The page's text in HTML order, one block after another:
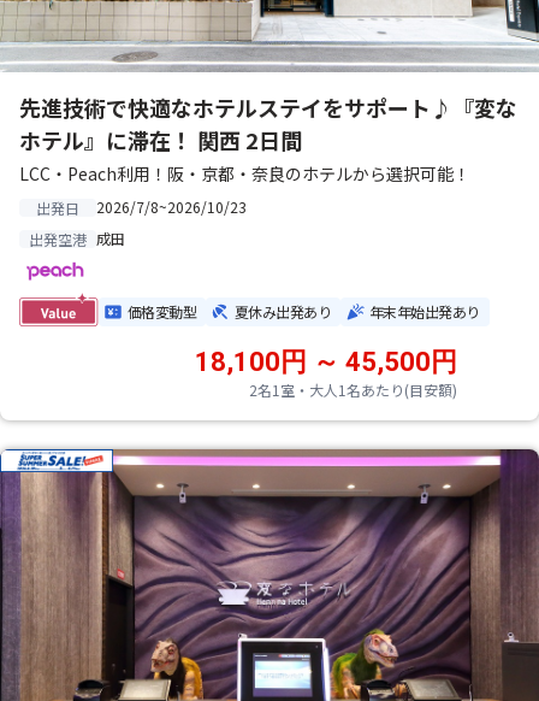
先進技術で快適なホテルステイをサポート♪『変な
ホテル』に滞在！ 関西 2日間
LCC・Peach利用！阪・京都・奈良のホテルから選択可能！
出発日
2026/7/8~2026/10/23
出発空港 成田
価格変動型 夏休み出発あり 年末年始出発あり
2名1室・大人1名あたり(目安額)
18,100円 ～ 45,500円